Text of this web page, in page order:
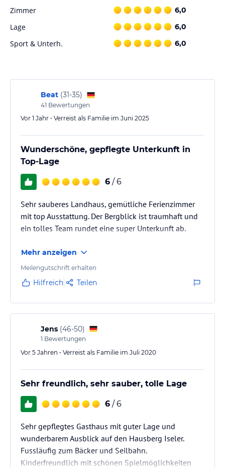
Zimmer 6,0
Lage 6,0
Sport & Unterh. 6,0
Beat (31-35)
41 Bewertungen
Vor 1 Jahr • Verreist als Familie im Juni 2025
Wunderschöne, gepflegte Unterkunft in
Top-Lage
6 / 6
Sehr sauberes Landhaus, gemütliche Ferienzimmer
mit top Ausstattung. Der Bergblick ist traumhaft und
ein tolles Team rundet eine super Unterkunft ab.
Mehr anzeigen
Meilengutschrift erhalten
Hilfreich Teilen
Jens (46-50)
1 Bewertungen
Vor 5 Jahren • Verreist als Familie im Juli 2020
Sehr freundlich, sehr sauber, tolle Lage
6 / 6
Sehr gepflegtes Gasthaus mit guter Lage und
wunderbarem Ausblick auf den Hausberg Iseler.
Fussläufig zum Bäcker und Seilbahn.
Kinderfreundlich mit schönen Spielmöglichkeiten